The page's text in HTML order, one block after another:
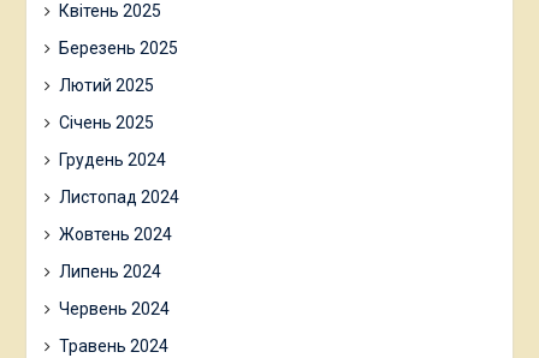
Квітень 2025
Березень 2025
Лютий 2025
Січень 2025
Грудень 2024
Листопад 2024
Жовтень 2024
Липень 2024
Червень 2024
Травень 2024